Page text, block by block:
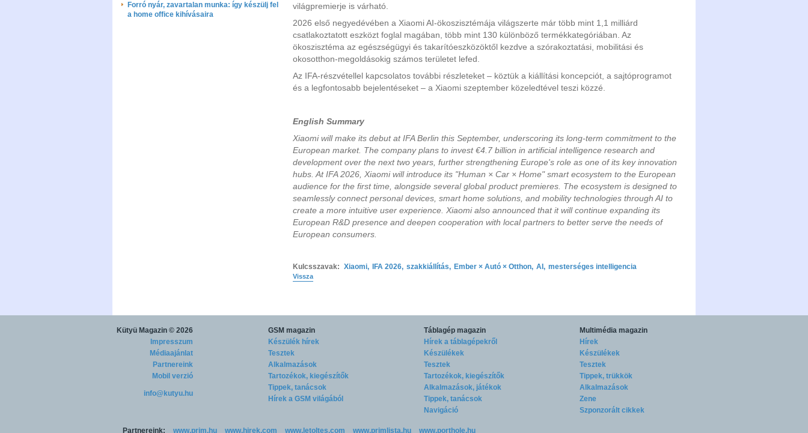
Forró nyár, zavartalan munka: így készülj fel
a home office kihívásaira
világpremierje is várható.
2026 első negyedévében a Xiaomi AI-ökoszisztémája világszerte már több mint 1,1 milliárd
csatlakoztatott eszközt foglal magában, több mint 130 különböző termékkategóriában. Az
ökoszisztéma az egészségügyi és takarítóeszközöktől kezdve a szórakoztatási, mobilitási és
okosotthon-megoldásokig számos területet lefed.
Az IFA-részvétellel kapcsolatos további részleteket – köztük a kiállítási koncepciót, a sajtóprogramot
és a legfontosabb bejelentéseket – a Xiaomi szeptember közeledtével teszi közzé.
English Summary
Xiaomi will make its debut at IFA Berlin this September, underscoring its long-term commitment to the
European market. The company plans to invest €4.7 billion in artificial intelligence research and
development over the next two years, further strengthening Europe's role as one of its key innovation
hubs. At IFA 2026, Xiaomi will introduce its "Human × Car × Home" smart ecosystem to the European
audience for the first time, alongside several global product premieres. The ecosystem is designed to
seamlessly connect personal devices, smart home solutions, and mobility technologies through AI to
create a more intuitive user experience. Xiaomi also announced that it will continue expanding its
European R&D presence and deepen cooperation with local partners to better serve the needs of
European consumers.
Kulcsszavak: Xiaomi, IFA 2026, szakkiállítás, Ember × Autó × Otthon, AI , mesterséges intelligencia
Vissza
Kütyü Magazin © 2026
Impresszum
Médiaajánlat
Partnereink
Mobil verzió
info@kutyu.hu
GSM magazin
Készülék hírek
Tesztek
Alkalmazások
Tartozékok, kiegészítők
Tippek, tanácsok
Hírek a GSM világából
Táblagép magazin
Hírek a táblagépekről
Készülékek
Tesztek
Tartozékok, kiegészítők
Alkalmazások, játékok
Tippek, tanácsok
Navigáció
Multimédia magazin
Hírek
Készülékek
Tesztek
Tippek, trükkök
Alkalmazások
Zene
Szponzorált cikkek
Partnereink: www.prim.hu www.hirek.com www.letoltes.com www.primlista.hu www.porthole.hu